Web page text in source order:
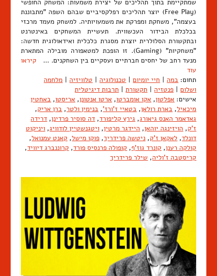
שמתקיימת בתוך תהליכים של יצירת משמעות: המשחק החופשי
(Free Play) יוצר תהליכים רפלקסיביים שבהם השפה "מתבוננת
בעצמה", משחקת ומפרקת את משמעויותיה. למשחק מעמד מרכזי
בכלכלת הבידור העכשווית. תעשיית המשחקים באינטרנט
ובתקשורת הסלולרית יוצרת מסגרת כלכלית ואידאולוגית חדשה:
"משחקיות" (Gaming). זו הופכת למטאפורה מובילה המתארת
מנעד רחב של יחסים חברתיים ועסקיים בין השחקנים. …קיראו
עוד
תחום: במה | חיי יומיום | טכנולוגיה | טלוויזיה | מלחמה
ושלום | פנטזיה | תקשורת | תרבות דיגיטלית
אישים: אפלטון, אקו אומברטו, ארטו אנטונן, אריסטו, באחטין
מיכאיל, בארת רולאן, בטאיי ז'ורז', בנימין ולטר, ברן אריק,
גאדאמר האנס גיאורג, גירץ קליפורד, דה סוסיר פרדינן, דרידה
ז'ק, הויזינגה יוהאן, היידגר מרטין, ויטגנשטיין לודוויג, ויניקוט
דונלד, לאקאן ז'ק, ניטשה פרידריך, פוקו מישל, קאנט עמנואל,
קולקה רענן, קונרד גוז'ף, קופולה פרנסיס פורד, קרוננברג דיוויד,
קריסטבה ז'וליה, שילר פרידריך